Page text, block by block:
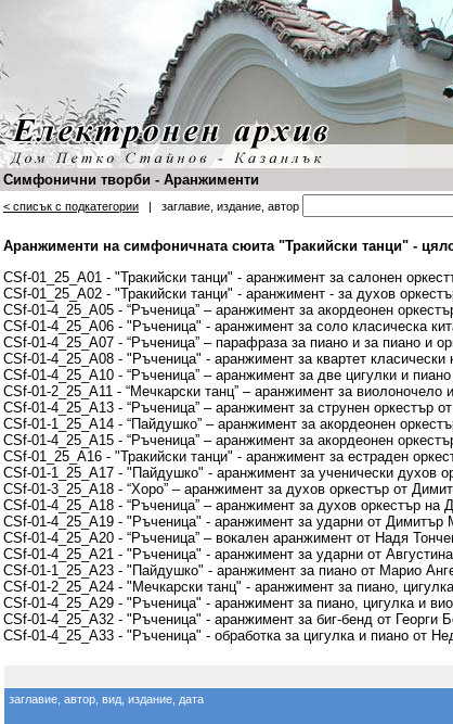
Симфонични творби - Аранжименти
< списък с подкатегории | заглавие, издание, автор
Аранжименти на симфоничната сюита "Тракийски танци" -
CSf-01_25_A01 - "Тракийски танци" - аранжимент за салонен
CSf-01_25_A02 - "Тракийски танци" - аранжимент - за духов
CSf-01-4_25_A05 - “Ръченица” – аранжимент за акордеонен
CSf-01-4_25_A06 - "Ръченица" - аранжимент за соло класическа
CSf-01-4_25_A07 - “Ръченица” – парафраза за пиано и за пиано и
CSf-01-4_25_A08 - "Ръченица" - аранжимент за квартет
CSf-01-4_25_A10 - “Ръченица” – аранжимент за две цигулки и
CSf-01-2_25_A11 - “Мечкарски танц” – аранжимент за
CSf-01-4_25_A13 - “Ръченица” – аранжимент за струнен оркестър
CSf-01-1_25_A14 - “Пайдушко” – аранжимент за акордеонен
CSf-01-4_25_A15 - “Ръченица” – аранжимент за акордеонен
CSf-01_25_A16 - "Тракийски танци" - аранжимент за естраден
CSf-01-1_25_A17 - "Пайдушко" - аранжимент за ученически духов
CSf-01-3_25_A18 - “Хоро” – аранжимент за духов оркестър от
CSf-01-4_25_A18 - “Ръченица” – аранжимент за духов оркестър на
CSf-01-4_25_A19 - "Ръченица" - аранжимент за ударни от Димитър
CSf-01-4_25_A20 - “Ръченица” – вокален аранжимент от Надя
CSf-01-4_25_A21 - "Ръченица" - аранжимент за ударни от
CSf-01-1_25_A23 - "Пайдушко" - аранжимент за пиано от Марио
CSf-01-2_25_A24 - "Мечкарски танц" - аранжимент за пиано,
CSf-01-4_25_A29 - "Ръченица" - аранжимент за пиано, цигулка и
CSf-01-4_25_A32 - "Ръченица" - аранжимент за биг-бенд от Георги
CSf-01-4_25_A33 - "Ръченица" - обработка за цигулка и пиано от
заглавие, автор, вид, издание, дата